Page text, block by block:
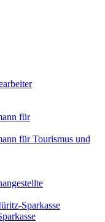
für
für Tourismus und
Sparkasse